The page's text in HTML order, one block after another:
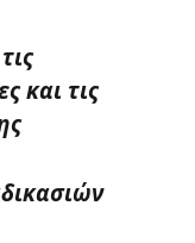
και τις